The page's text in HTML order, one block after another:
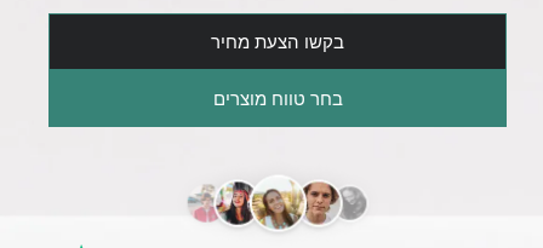
בקשו הצעת מחיר
בחר טווח מוצרים